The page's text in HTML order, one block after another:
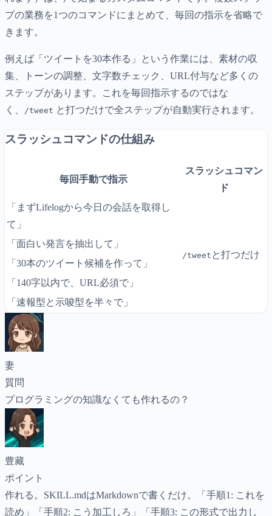
プの業務を1つのコマンドにまとめて、毎回の指示を省略で
きます。
例えば「ツイートを30本作る」という作業には、素材の収
集、トーンの調整、文字数チェック、URL付与など多くの
ステップがあります。これを毎回指示するのではな
く、
/tweet と打つだけで全ステップが自動実行されます。
スラッシュコマンドの仕組み
毎回手動で指示
スラッシュコマン
ド
「まずLifelogから今日の会話を取得し
て」
/tweet と打つだけ
「面白い発言を抽出して」
「30本のツイート候補を作って」
「140字以内で、URL必須で」
「速報型と示唆型を半々で」
妻
質問
プログラミングの知識なくても作れるの？
豊藏
ポイント
作れる。SKILL.mdはMarkdownで書くだけ。「手順1: これを
読め」「手順2: こう加工しろ」「手順3: この形式で出力し